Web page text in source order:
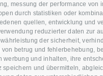
messung der performance von
durch statistiken oder
quellen, entwicklung und
reduzierter daten zur
der sicherheit,
von betrug und fehlerbehebung,
werbung und inhalten, ihre
speichern und übermitteln,